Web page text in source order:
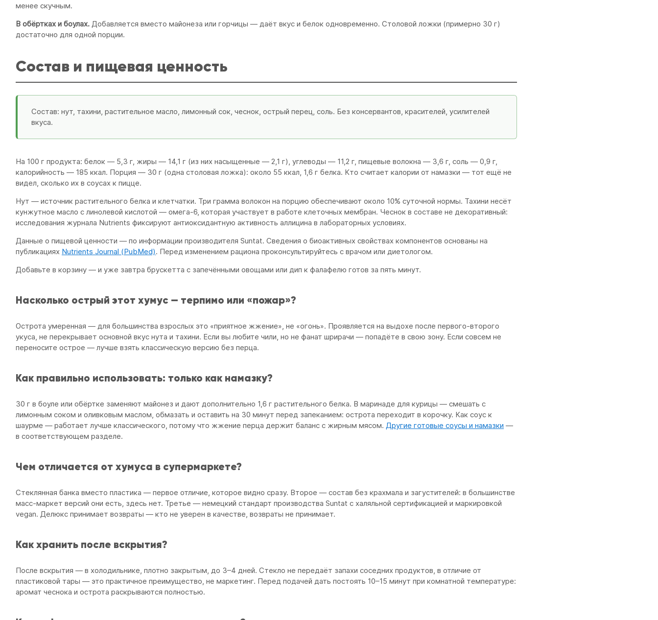
менее скучным.
В обёртках и боулах. Добавляется вместо майонеза или горчицы — даёт вкус и белок одновременно. Столовой ложки (примерно 30 г)
достаточно для одной порции.
Состав и пищевая ценность
Состав: нут, тахини, растительное масло, лимонный сок, чеснок, острый перец, соль. Без консервантов, красителей, усилителей
вкуса.
На 100 г продукта: белок — 5,3 г, жиры — 14,1 г (из них насыщенные — 2,1 г), углеводы — 11,2 г, пищевые волокна — 3,6 г, соль — 0,9 г,
калорийность — 185 ккал. Порция — 30 г (одна столовая ложка): около 55 ккал, 1,6 г белка. Кто считает калории от намазки — тот ещё не
видел, сколько их в соусах к пицце.
Нут — источник растительного белка и клетчатки. Три грамма волокон на порцию обеспечивают около 10% суточной нормы. Тахини несёт
кунжутное масло с линолевой кислотой — омега-6, которая участвует в работе клеточных мембран. Чеснок в составе не декоративный:
исследования журнала Nutrients фиксируют антиоксидантную активность аллицина в лабораторных условиях.
Данные о пищевой ценности — по информации производителя Suntat. Сведения о биоактивных свойствах компонентов основаны на
публикациях Nutrients Journal (PubMed). Перед изменением рациона проконсультируйтесь с врачом или диетологом.
Добавьте в корзину — и уже завтра брускетта с запечёнными овощами или дип к фалафелю готов за пять минут.
Насколько острый этот хумус — терпимо или «пожар»?
Острота умеренная — для большинства взрослых это «приятное жжение», не «огонь». Проявляется на выдохе после первого-второго
укуса, не перекрывает основной вкус нута и тахини. Если вы любите чили, но не фанат шрирачи — попадёте в свою зону. Если совсем не
переносите острое — лучше взять классическую версию без перца.
Как правильно использовать: только как намазку?
30 г в боуле или обёртке заменяют майонез и дают дополнительно 1,6 г растительного белка. В маринаде для курицы — смешать с
лимонным соком и оливковым маслом, обмазать и оставить на 30 минут перед запеканием: острота переходит в корочку. Как соус к
шаурме — работает лучше классического, потому что жжение перца держит баланс с жирным мясом. Другие готовые соусы и намазки —
в соответствующем разделе.
Чем отличается от хумуса в супермаркете?
Стеклянная банка вместо пластика — первое отличие, которое видно сразу. Второе — состав без крахмала и загустителей: в большинстве
масс-маркет версий они есть, здесь нет. Третье — немецкий стандарт производства Suntat с халяльной сертификацией и маркировкой
vegan. Делюкс принимает возвраты — кто не уверен в качестве, возвраты не принимает.
Как хранить после вскрытия?
После вскрытия — в холодильнике, плотно закрытым, до 3–4 дней. Стекло не передаёт запахи соседних продуктов, в отличие от
пластиковой тары — это практичное преимущество, не маркетинг. Перед подачей дать постоять 10–15 минут при комнатной температуре:
аромат чеснока и острота раскрываются полностью.